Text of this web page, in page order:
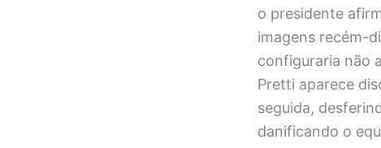
o presidente
imagens recém-
configuraria não
Pretti aparece
seguida,
danificando o